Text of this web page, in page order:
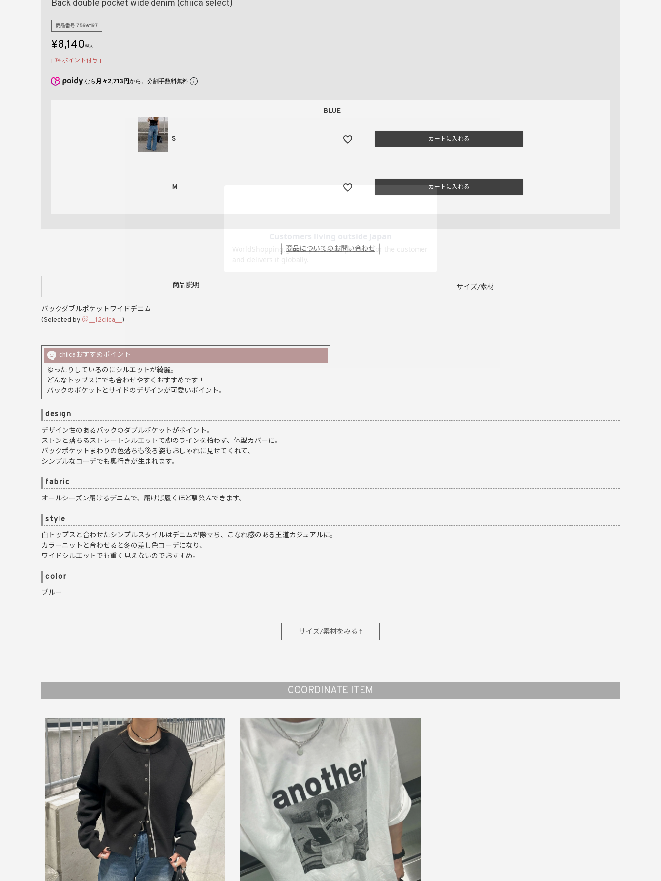
Back double pocket wide denim (chiica select)
商品番号 75961197
¥8,140 税込
[74ポイント付与 ]
なら 月々2,713円から。分割手数料無料
BLUE
S カートに入れる
M カートに入れる
商品についてのお問い合わせ
商品説明 サイズ/素材
バックダブルポケットワイドデニム
(Selected by ＠__12ciica__ )
chiicaおすすめポイント
ゆったりしているのにシルエットが綺麗。
どんなトップスにでも合わせやすくおすすめです！
バックのポケットとサイドのデザインが可愛いポイント。
design
デザイン性のあるバックのダブルポケットがポイント。
ストンと落ちるストレートシルエットで脚のラインを拾わず、体型カバーに。
バックポケットまわりの色落ちも後ろ姿もおしゃれに見せてくれて、
シンプルなコーデでも奥行きが生まれます。
fabric
オールシーズン履けるデニムで、履けば履くほど馴染んできます。
style
白トップスと合わせたシンプルスタイルはデニムが際立ち、こなれ感のある王道カジュアルに。
カラーニットと合わせると冬の差し色コーデになり、
ワイドシルエットでも重く見えないのでおすすめ。
color
ブルー
サイズ/素材をみる ↑
COORDINATE ITEM